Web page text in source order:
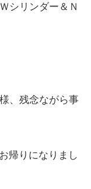
シリンダー＆Ｎ
、残念ながら事
帰りになりまし